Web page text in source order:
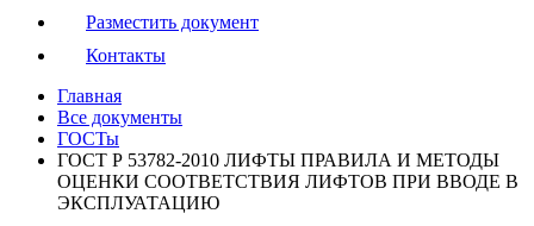
Разместить документ
Контакты
Главная
Все документы
ГОСТы
ГОСТ Р 53782-2010 ЛИФТЫ ПРАВИЛА И МЕТОДЫ
ОЦЕНКИ СООТВЕТСТВИЯ ЛИФТОВ ПРИ ВВОДЕ В
ЭКСПЛУАТАЦИЮ